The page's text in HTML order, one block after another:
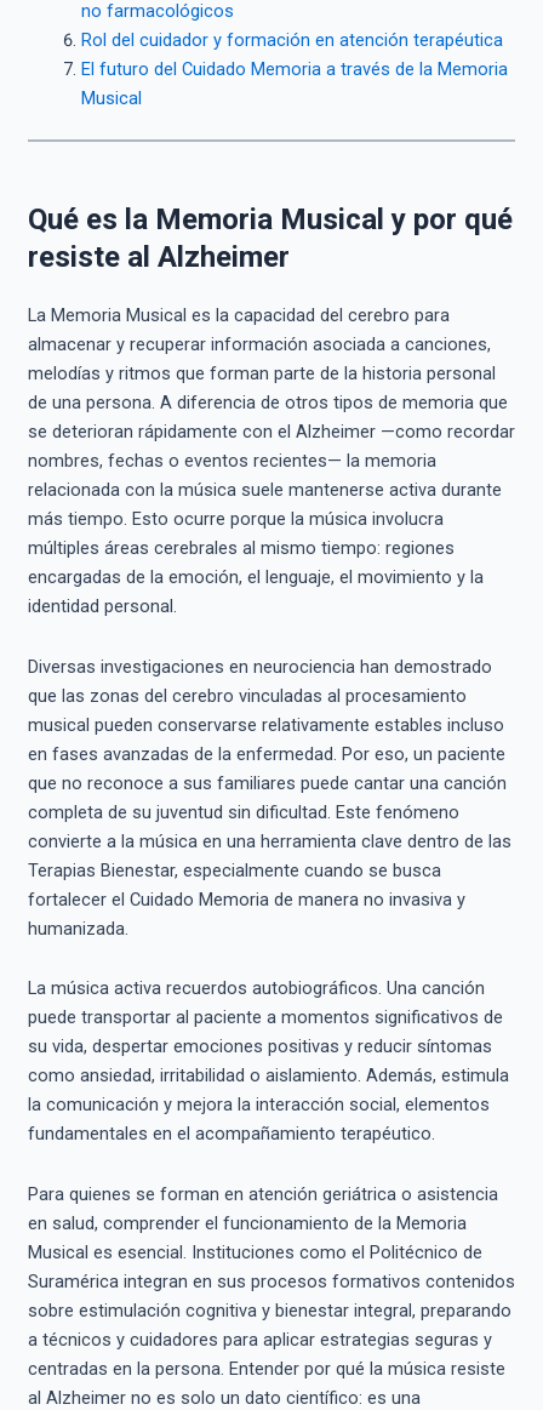
no farmacológicos
Rol del cuidador y formación en atención terapéutica
El futuro del Cuidado Memoria a través de la Memoria
Musical
Qué es la Memoria Musical y por qué
resiste al Alzheimer
La Memoria Musical es la capacidad del cerebro para
almacenar y recuperar información asociada a canciones,
melodías y ritmos que forman parte de la historia personal
de una persona. A diferencia de otros tipos de memoria que
se deterioran rápidamente con el Alzheimer —como recordar
nombres, fechas o eventos recientes— la memoria
relacionada con la música suele mantenerse activa durante
más tiempo. Esto ocurre porque la música involucra
múltiples áreas cerebrales al mismo tiempo: regiones
encargadas de la emoción, el lenguaje, el movimiento y la
identidad personal.
Diversas investigaciones en neurociencia han demostrado
que las zonas del cerebro vinculadas al procesamiento
musical pueden conservarse relativamente estables incluso
en fases avanzadas de la enfermedad. Por eso, un paciente
que no reconoce a sus familiares puede cantar una canción
completa de su juventud sin dificultad. Este fenómeno
convierte a la música en una herramienta clave dentro de las
Terapias Bienestar, especialmente cuando se busca
fortalecer el Cuidado Memoria de manera no invasiva y
humanizada.
La música activa recuerdos autobiográficos. Una canción
puede transportar al paciente a momentos significativos de
su vida, despertar emociones positivas y reducir síntomas
como ansiedad, irritabilidad o aislamiento. Además, estimula
la comunicación y mejora la interacción social, elementos
fundamentales en el acompañamiento terapéutico.
Para quienes se forman en atención geriátrica o asistencia
en salud, comprender el funcionamiento de la Memoria
Musical es esencial. Instituciones como el Politécnico de
Suramérica integran en sus procesos formativos contenidos
sobre estimulación cognitiva y bienestar integral, preparando
a técnicos y cuidadores para aplicar estrategias seguras y
centradas en la persona. Entender por qué la música resiste
al Alzheimer no es solo un dato científico: es una